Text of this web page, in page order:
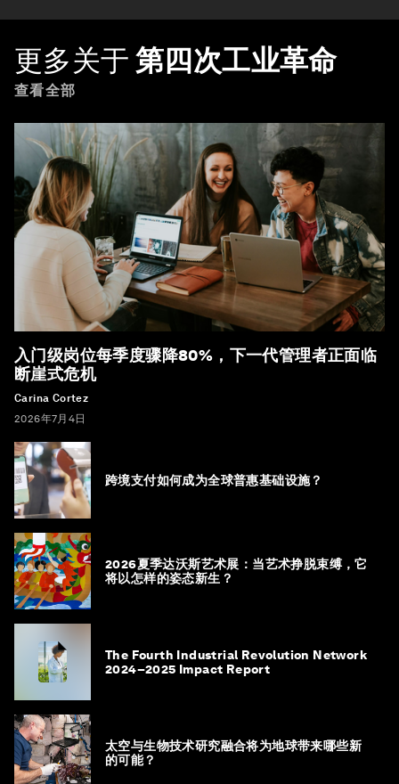
更多关于 第四次工业革命
查看全部
入门级岗位每季度骤降80%，下一代管理者正面临
断崖式危机
Carina Cortez
2026年7月4日
跨境支付如何成为全球普惠基础设施？
2026夏季达沃斯艺术展：当艺术挣脱束缚，它
将以怎样的姿态新生？
The Fourth Industrial Revolution Network
2024–2025 Impact Report
太空与生物技术研究融合将为地球带来哪些新
的可能？